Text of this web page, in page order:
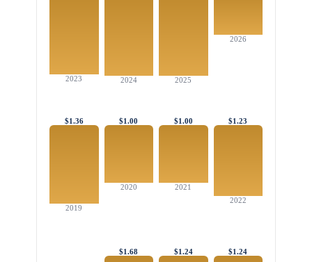
2026
2025
2024
2023
$1.23
2022
$1.00
2021
$1.00
2020
$1.36
2019
$1.24
$1.24
$1.68